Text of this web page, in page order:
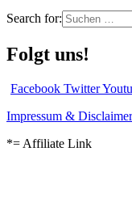
Search for:
Folgt uns!
Facebook Twitter
Impressum & Disclaimer
*= Affiliate Link